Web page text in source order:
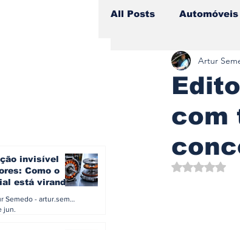
invisível
Como o
está virando
Artur Semedo - artur.semedo@publiracing.pt
jun.
All Posts Automóveis
Camiões Lazer
Branding &com
Artur
Avaliado